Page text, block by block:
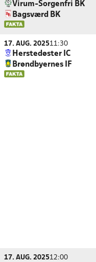
Virum-Sorgenfri BK
Bagsværd BK
17. AUG. 202511:30
Herstedøster IC
Brøndbyernes IF
17. AUG. 202512:00